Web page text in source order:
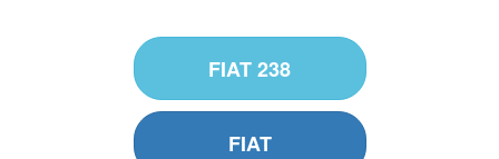
FIAT 238
FIAT